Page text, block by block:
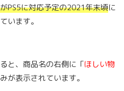
PS5に対応予定の2021年末頃に
います。
と、商品名の右側に「ほしい物
が表示されています。